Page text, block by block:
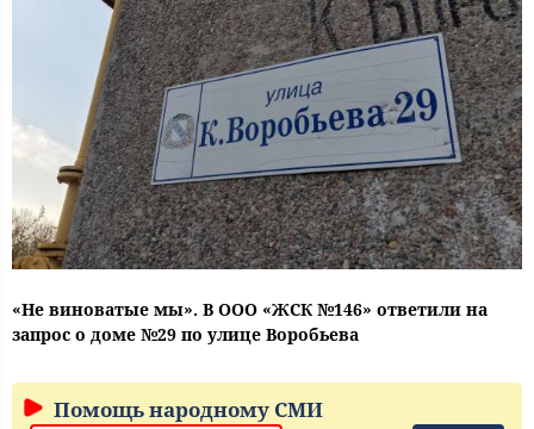
«Не виноватые мы». В ООО «ЖСК №146» ответили на
запрос о доме №29 по улице Воробьева
Помощь народному СМИ